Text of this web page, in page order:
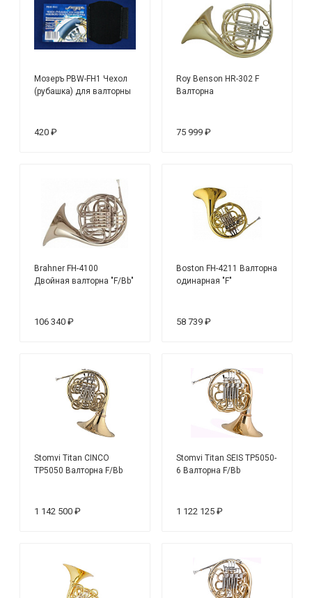
Мозеръ PBW-FH1 Чехол
(рубашка) для валторны
420 ₽
Roy Benson HR-302 F
Валторна
75 999 ₽
Brahner FH-4100
Двойная валторна "F/Bb"
106 340 ₽
Boston FH-4211 Валторна
одинарная "F"
58 739 ₽
Stomvi Titan CINCO
TP5050 Валторна F/Bb
1 142 500 ₽
Stomvi Titan SEIS TP5050-
6 Валторна F/Bb
1 122 125 ₽